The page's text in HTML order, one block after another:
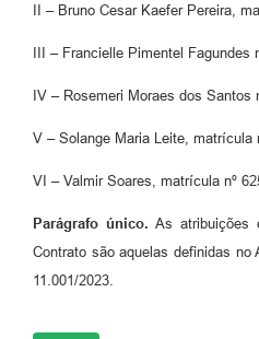
II – Bruno Cesar Kaefer Pereira,
III – Francielle Pimentel Fagundes
IV – Rosemeri Moraes dos Santos
V – Solange Maria Leite, matrícula
VI – Valmir Soares, matrícula nº
Parágrafo único. As atribuições
Contrato são aquelas definidas no
11.001/2023.